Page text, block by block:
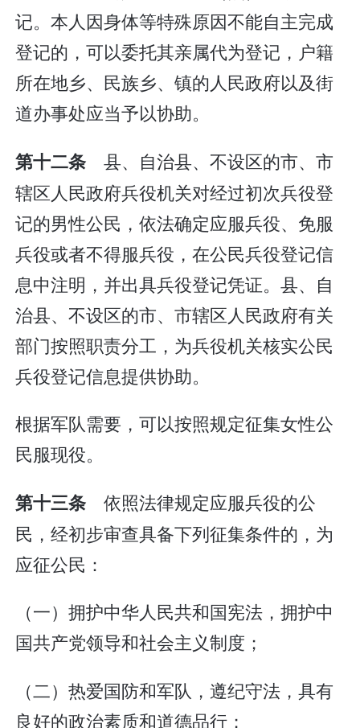
记。本人因身体等特殊原因不能自主完成
登记的，可以委托其亲属代为登记，户籍
所在地乡、民族乡、镇的人民政府以及街
道办事处应当予以协助。
第十二条 县、自治县、不设区的市、市
辖区人民政府兵役机关对经过初次兵役登
记的男性公民，依法确定应服兵役、免服
兵役或者不得服兵役，在公民兵役登记信
息中注明，并出具兵役登记凭证。县、自
治县、不设区的市、市辖区人民政府有关
部门按照职责分工，为兵役机关核实公民
兵役登记信息提供协助。
根据军队需要，可以按照规定征集女性公
民服现役。
第十三条 依照法律规定应服兵役的公
民，经初步审查具备下列征集条件的，为
应征公民：
（一）拥护中华人民共和国宪法，拥护中
国共产党领导和社会主义制度；
（二）热爱国防和军队，遵纪守法，具有
良好的政治素质和道德品行；